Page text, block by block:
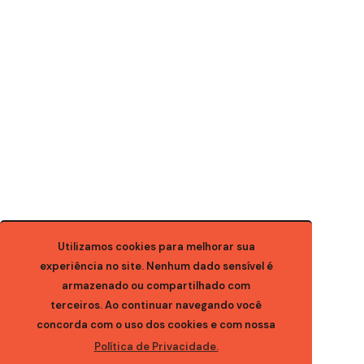
Utilizamos cookies para melhorar sua
experiência no site. Nenhum dado sensível é
armazenado ou compartilhado com
terceiros. Ao continuar navegando você
concorda com o uso dos cookies e com nossa
Política de Privacidade.